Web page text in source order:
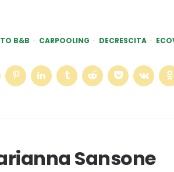
B&B CARPOOLING DECRESCITA
Sansone